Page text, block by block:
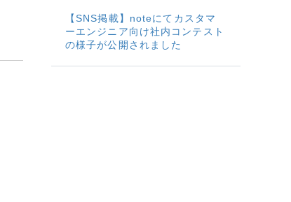
【SNS掲載】noteにてカスタマ
ーエンジニア向け社内コンテスト
の様子が公開されました